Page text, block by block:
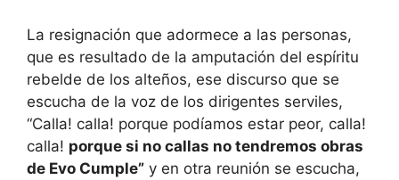
La resignación que adormece a las personas,
que es resultado de la amputación del espíritu
rebelde de los alteños, ese discurso que se
escucha de la voz de los dirigentes serviles,
“Calla! calla! porque podíamos estar peor, calla!
calla! porque si no callas no tendremos obras
de Evo Cumple” y en otra reunión se escucha,